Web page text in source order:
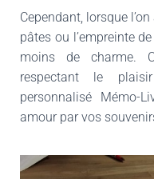
Cependant, lorsque
pâtes ou l’empreinte
moins de charme.
respectant le
personnalisé Mémo-
amour par vos